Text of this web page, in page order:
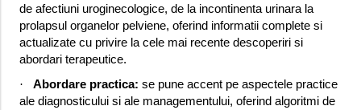
de afectiuni uroginecologice, de la incontinenta urinara la
prolapsul organelor pelviene, oferind informatii complete si
actualizate cu privire la cele mai recente descoperiri si
abordari terapeutice.
·
Abordare practica: se pune accent pe aspectele practice
ale diagnosticului si ale managementului, oferind algoritmi de